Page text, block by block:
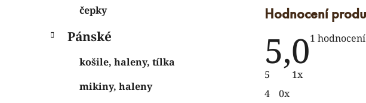
čepky
Pánské
košile, haleny, tílka
mikiny, haleny
Hodnocení
5,0Průměrné
hodnocení
1 hodnocení
5
1x
4
0x